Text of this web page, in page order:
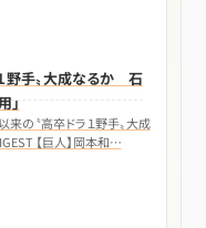
野手〟大成なるか 石
」
の〝高卒ドラ１野手〟大成
【巨人】岡本和…